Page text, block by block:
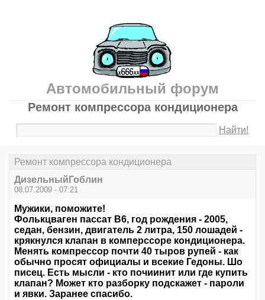
Автомобильный форум
Ремонт компрессора кондиционера
Найти!
Ремонт компрессора кондиционера
ДизельныйГоблин
08.07.2009 - 07:21
Мужики, поможите!
Фолькцваген пассат B6, год рождения - 2005,
седан, бензин, двигатель 2 литра, 150 лошадей -
крякнулся клапан в комперссоре кондиционера.
Менять компрессор почти 40 тыров рупей - как
обычно просят официалы и всекие Гедоны. Шо
писец. Есть мысли - кто почиинит или где купить
клапан? Может кто разборку подскажет - пароли
и явки. Заранее спасибо.